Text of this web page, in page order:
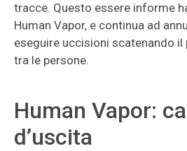
tracce. Questo essere informe
Human Vapor, e continua ad
eseguire uccisioni scatenando il
tra le persone.
Human Vapor:
d’uscita